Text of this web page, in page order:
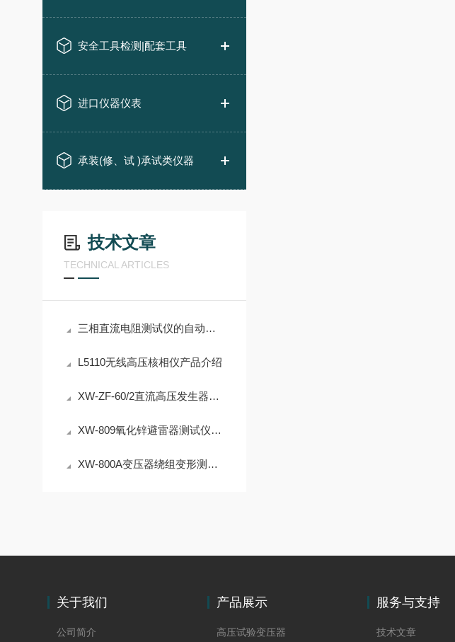
安全工具检测|配套工具
进口仪器仪表
承装(修、试 )承试类仪器
技术文章
TECHNICAL ARTICLES
三相直流电阻测试仪的自动放电功能与测试安全防护要点
L5110无线高压核相仪产品介绍
XW-ZF-60/2直流高压发生器产品介绍
XW-809氧化锌避雷器测试仪产品介绍
XW-800A变压器绕组变形测试仪产品介绍
关于我们
公司简介
产品展示
高压试验变压器
服务与支持
技术文章